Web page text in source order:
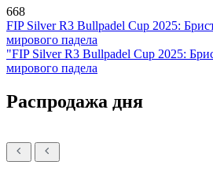
668
FIP Silver R3 Bullpadel Cup 2025:
мирового падела
"FIP Silver R3 Bullpadel Cup 2025:
мирового падела
Распродажа дня